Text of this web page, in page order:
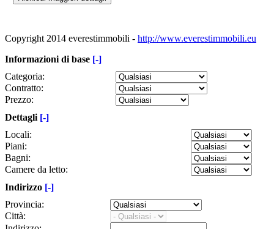
Copyright 2014 everestimmobili - http://www.everestimmobili.eu
Informazioni di base [-]
Categoria:
Contratto:
Prezzo:
Dettagli [-]
Locali:
Piani:
Bagni:
Camere da letto:
Indirizzo [-]
Provincia:
Città: